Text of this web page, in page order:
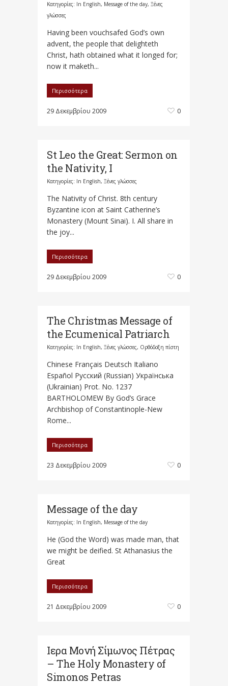
Κατηγορίες: In English, Message of the day, Ξένες
γλώσσες
Having been vouchsafed God’s own
advent, the people that delighteth
Christ, hath obtained what it longed for;
now it maketh...
Περισσότερα
29 Δεκεμβρίου 2009 0
St Leo the Great: Sermon on
the Nativity, I
Κατηγορίες: In English, Ξένες γλώσσες
The Nativity of Christ. 8th century
Byzantine icon at Saint Catherine’s
Monastery (Mount Sinai). I. All share in
the joy...
Περισσότερα
29 Δεκεμβρίου 2009 0
The Christmas Message of
the Ecumenical Patriarch
Κατηγορίες: In English, Ξένες γλώσσες, Ορθόδοξη πίστη
Chinese Français Deutsch Italiano
Español Русский (Russian) Українська
(Ukrainian) Prot. No. 1237
BARTHOLOMEW By God’s Grace
Archbishop of Constantinople-New
Rome...
Περισσότερα
23 Δεκεμβρίου 2009 0
Message of the day
Κατηγορίες: In English, Message of the day
He (God the Word) was made man, that
we might be deified. St Athanasius the
Great
Περισσότερα
21 Δεκεμβρίου 2009 0
Ιερα Μονή Σίμωνος Πέτρας
– The Holy Monastery of
Simonos Petras